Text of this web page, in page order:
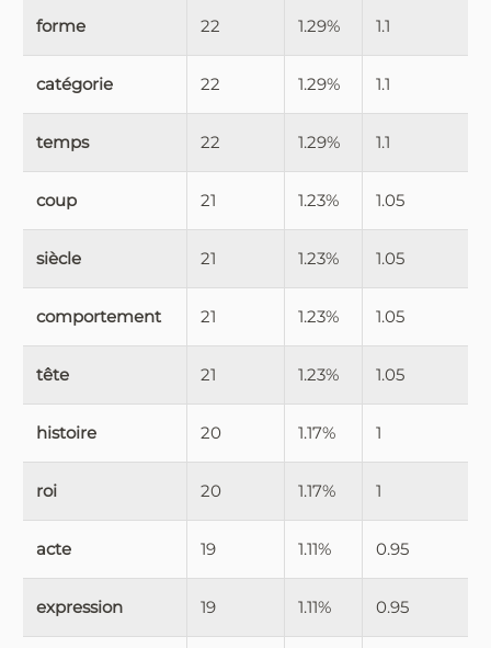
forme 22 1.29% 1.1
catégorie 22 1.29% 1.1
temps 22 1.29% 1.1
coup 21 1.23% 1.05
siècle 21 1.23% 1.05
comportement 21 1.23% 1.05
tête 21 1.23% 1.05
histoire 20 1.17% 1
roi 20 1.17% 1
acte 19 1.11% 0.95
expression 19 1.11% 0.95